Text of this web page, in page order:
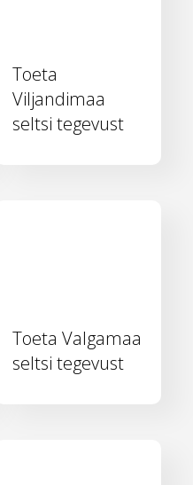
Toeta
Viljandimaa
seltsi tegevust
Toeta Valgamaa
seltsi tegevust